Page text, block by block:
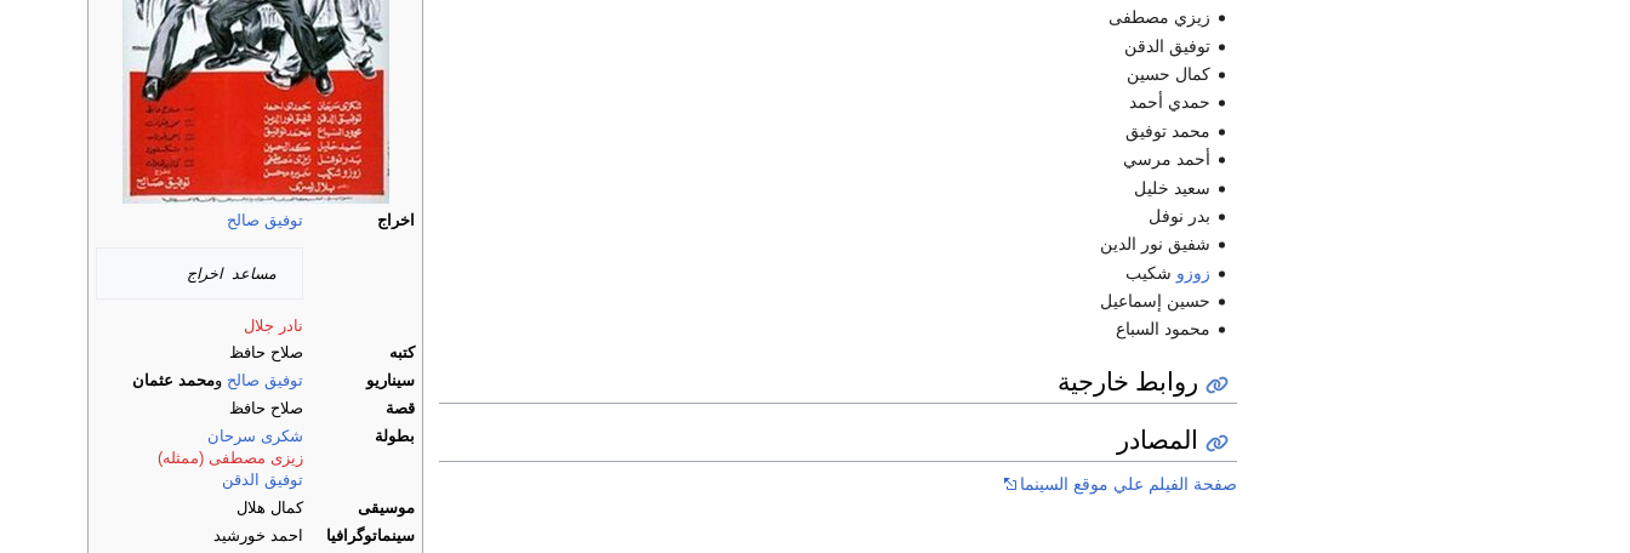
اخراج توفيق صالح
مساعد اخراج
نادر جلال
كتبه
صلاح حافظ
سيناريو
توفيق صالح ومحمد عثمان
قصة
صلاح حافظ
بطولة
شكرى سرحان
زيزى مصطفى (ممثله)
توفيق الدقن
موسيقى
كمال هلال
سينماتوگرافيا
احمد خورشيد
زيزي مصطفى
توفيق الدقن
كمال حسين
حمدي أحمد
محمد توفيق
أحمد مرسي
سعيد خليل
بدر نوفل
شفيق نور الدين
زوزو شكيب
حسين إسماعيل
محمود السباع
روابط خارجية
المصادر
صفحة الفيلم علي موقع السينما